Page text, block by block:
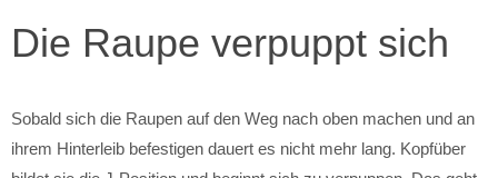
Die Raupe verpuppt sich
Sobald sich die Raupen auf den Weg nach oben machen und an
ihrem Hinterleib befestigen dauert es nicht mehr lang. Kopfüber